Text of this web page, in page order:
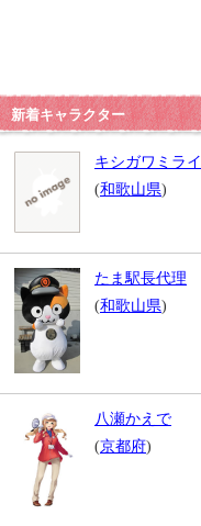
新着キャラクター
キシガワミライ
(和歌山県)
たま駅長代理
(和歌山県)
八瀬かえで
(京都府)